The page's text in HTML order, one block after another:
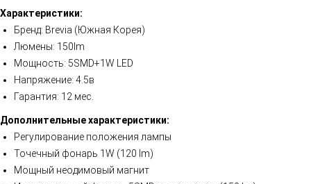
Характеристики:
Бренд: Brevia (Южная Корея)
Люмены: 150lm
Мощность: 5SMD+1W LED
Напряжение: 4.5в
Гарантия: 12 мес.
Дополнительные характеристики:
Регулирование положения лампы
Точечный фонарь 1W (120 lm)
Мощный неодимовый магнит